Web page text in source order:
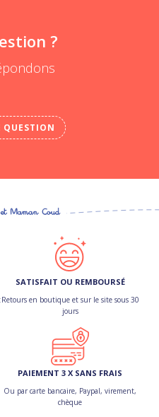
?
QUESTION
SATISFAIT OU REMBOURSÉ
Retours en boutique et sur le site sous 30
jours
PAIEMENT 3 X SANS FRAIS
Ou par carte bancaire, Paypal, virement,
chèque